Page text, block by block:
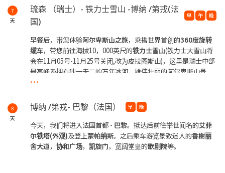
名表或著名巧克力。
7
天
琉森 （瑞士）- 铁力士雪山 -博纳 /第戎(法
国)
早 午 晚
早餐后，带您体验阿尔卑斯山之旅，乘搭世界首创的360度旋转
缆车，带您前往海拔10，000英尺的铁力士雪山(铁力士大雪山将
会在11月05号-11月25号关闭,改为皮拉图斯山)，这里是瑞士中部
最高峰及拥有独一无二的万年冰河，雄伟壮丽的阿尔卑斯山景
色。在此您也可欣赏到
...
8
天
博纳 /第戎- 巴黎（法国） 早 晚
今天，我们将进入法国首都 - 巴黎。抵达后前往举世闻名的艾菲
尔铁塔(外观)及登上蒙帕纳斯。之后乘车游览景致迷人的香榭丽
舍大道， 协和广场， 凯旋门，宽阔堂皇的歌剧院等。